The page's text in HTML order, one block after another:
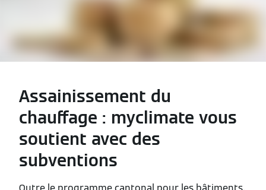
Assainissement du
chauffage : myclimate vous
soutient avec des
subventions